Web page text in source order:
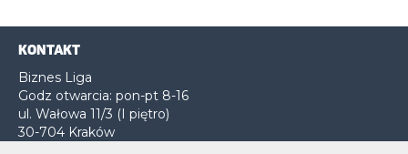
KONTAKT
Biznes Liga
Godz otwarcia: pon-pt 8-16
ul. Wałowa 11/3 (I piętro)
30-704 Kraków